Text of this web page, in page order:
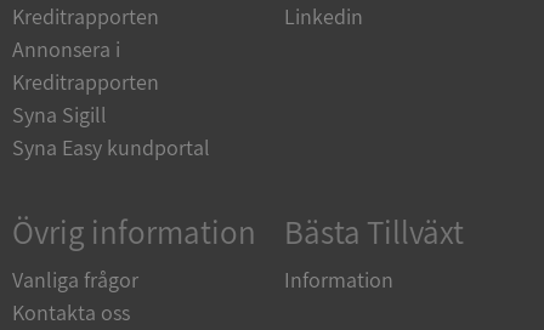
Kreditrapporten
Annonsera i
Kreditrapporten
Syna Sigill
Syna Easy kundportal
Linkedin
Övrig information
Vanliga frågor
Kontakta oss
Bästa Tillväxt
Information
Corporation